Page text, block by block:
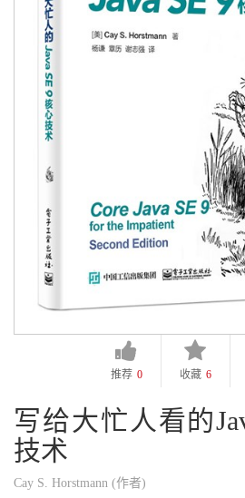
推荐 0 收藏 6
写给大忙人看的
技术
Cay S. Horstmann (作者)